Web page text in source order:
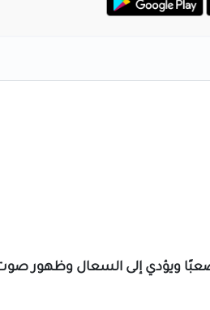
ويؤدي إلى السعال وظهور